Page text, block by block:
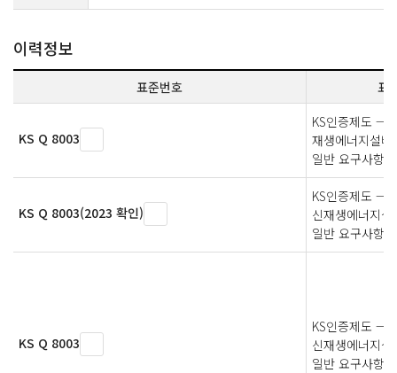
이력정보
표준번호 표
KS Q 8003
KS인증제도 —
재생에너지설비
일반 요구사항
KS Q 8003(2023 확인)
KS인증제도 —
신재생에너지
일반 요구사항
KS Q 8003
KS인증제도 —
신재생에너지
일반 요구사항